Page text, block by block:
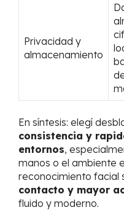
Privacidad y
almacenamiento
En síntesis: elegí
consistencia y
entornos,
manos o el ambiente
reconocimiento facial
contacto y mayor
fluido y moderno.